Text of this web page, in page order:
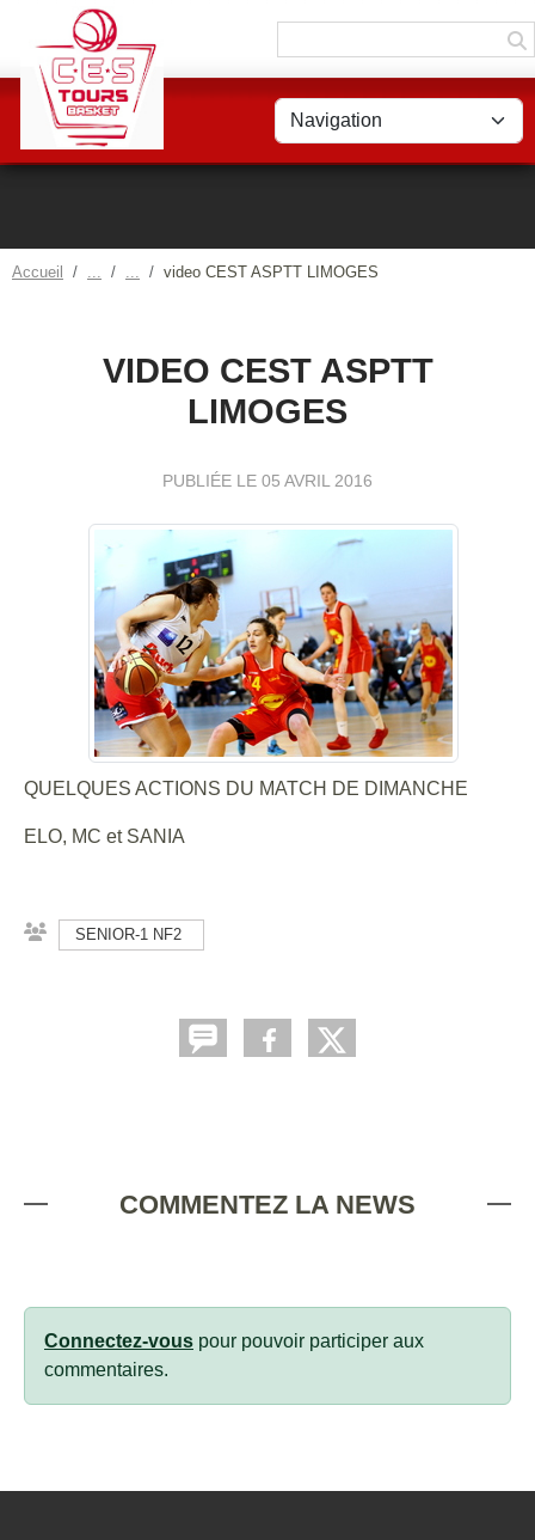
Accueil video CEST ASPTT LIMOGES
VIDEO CEST ASPTT
LIMOGES
PUBLIÉE LE 05 AVRIL 2016
QUELQUES ACTIONS DU MATCH DE DIMANCHE
ELO, MC et SANIA
SENIOR-1 NF2
COMMENTEZ LA NEWS
Connectez-vous pour pouvoir participer aux
commentaires.
Panneau de gestion des cookies